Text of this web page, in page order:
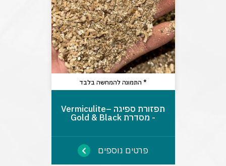
* התמונה להמחשה בלבד
תפזורת ספיגה –Vermiculite
- מסדרת Gold & Black
פרטים נוספים